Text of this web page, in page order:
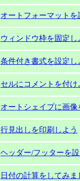
オートフォーマットを
ウィンドウ枠を固定し
条件付き書式を設定し
セルにコメントを付け
オートシェイプに画像
行見出しを印刷しよう
ヘッダー/フッターを
日付の計算をしてみま